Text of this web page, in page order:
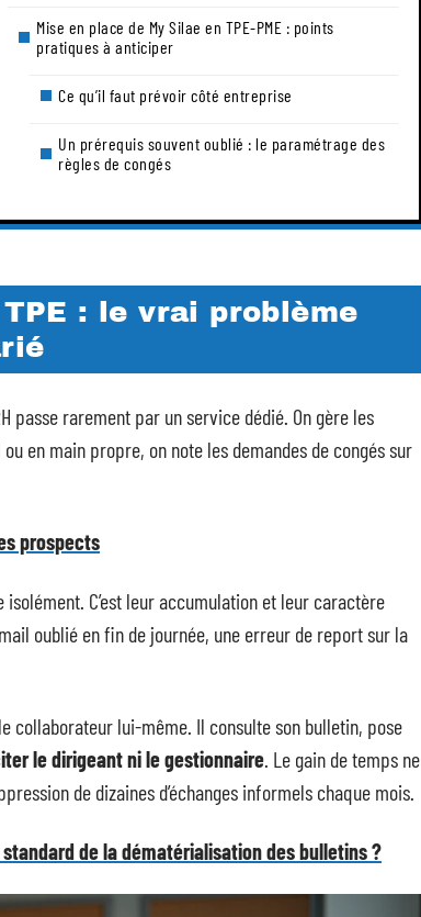
Mise en place de My Silae en TPE-PME : points
pratiques à anticiper
Ce qu’il faut prévoir côté entreprise
Un prérequis souvent oublié : le paramétrage des
règles de congés
: le vrai problème
passe rarement par un service dédié. On gère les
en main propre, on note les demandes de congés sur
prospects
C’est leur accumulation et leur caractère
oublié en fin de journée, une erreur de report sur la
collaborateur lui-même. Il consulte son bulletin, pose
le dirigeant ni le gestionnaire. Le gain de temps ne
de dizaines d’échanges informels chaque mois.
standard de la dématérialisation des bulletins ?